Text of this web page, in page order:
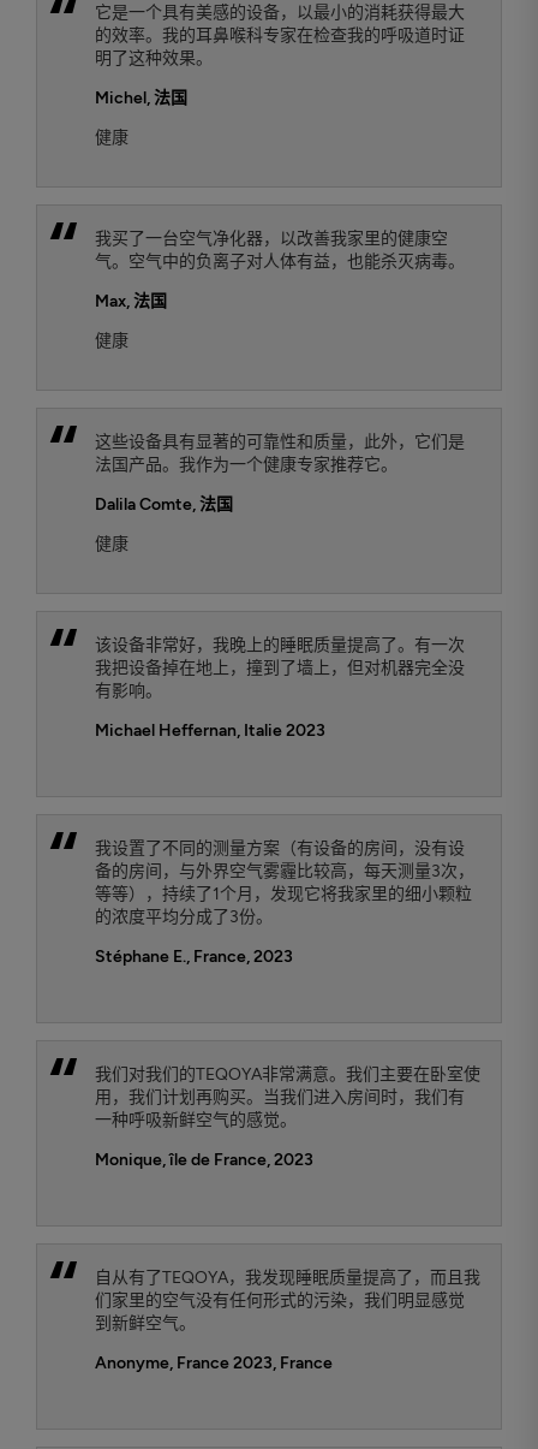
它是一个具有美感的设备，以最小的消耗获得最大
的效率。我的耳鼻喉科专家在检查我的呼吸道时证
明了这种效果。
Michel, 法国
健康
我买了一台空气净化器，以改善我家里的健康空
气。空气中的负离子对人体有益，也能杀灭病毒。
Max, 法国
健康
这些设备具有显著的可靠性和质量，此外，它们是
法国产品。我作为一个健康专家推荐它。
Dalila Comte, 法国
健康
该设备非常好，我晚上的睡眠质量提高了。有一次
我把设备掉在地上，撞到了墙上，但对机器完全没
有影响。
Michael Heffernan, Italie 2023
我设置了不同的测量方案（有设备的房间，没有设
备的房间，与外界空气雾霾比较高，每天测量3次，
等等），持续了1个月，发现它将我家里的细小颗粒
的浓度平均分成了3份。
Stéphane E., France, 2023
我们对我们的TEQOYA非常满意。我们主要在卧室使
用，我们计划再购买。当我们进入房间时，我们有
一种呼吸新鲜空气的感觉。
Monique, île de France, 2023
自从有了TEQOYA，我发现睡眠质量提高了，而且我
们家里的空气没有任何形式的污染，我们明显感觉
到新鲜空气。
Anonyme, France 2023, France